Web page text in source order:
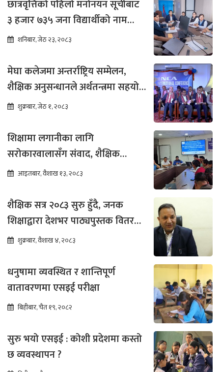
छात्रवृत्तिको पहिलो मनोनयन सूचीबाट
३ हजार ७३५ जना विद्यार्थीको नाम
भर्नाका लागि सिफारिस
शनिबार, जेठ २३, २०८३
मेघा कलेजमा अन्तर्राष्ट्रिय सम्मेलन,
शैक्षिक अनुसन्धानले अर्थतन्त्रमा सहयोग
पुग्ने विश्वास
शुक्रबार, जेठ १, २०८३
शिक्षामा लगानीका लागि
सरोकारवालासँग संवाद, शैक्षिक
सुधारमा जोड
आइतबार, वैशाख १३, २०८३
शैक्षिक सत्र २०८३ सुरु हुँदै, जनक
शिक्षाद्वारा देशभर पाठ्यपुस्तक वितरण
तीव्रशुक्रबार, वैशाख ४, २०८३
धनुषामा व्यवस्थित र शान्तिपूर्ण
वातावरणमा एसइई परीक्षा
बिहीबार, चैत १९, २०८२
सुरु भयो एसइई : कोशी प्रदेशमा कस्तो
छ व्यवस्थापन ?